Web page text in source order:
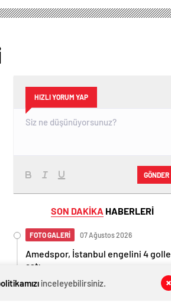
HIZLI YORUM YAP
GÖNDER
SON DAKİKA HABERLERİ
FOTO GALERİ 07 Ağustos 2026
Amedspor, İstanbul engelini 4 golle
aştı
GÜNCEL 07 Ağustos 2026
inceleyebilirsiniz.